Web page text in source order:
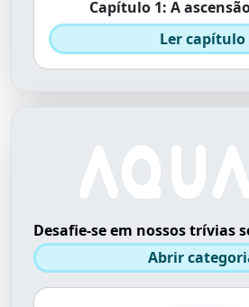
Capítulo 1: A
Ler capítulo
Desafie-se em nossos trívias
Abrir